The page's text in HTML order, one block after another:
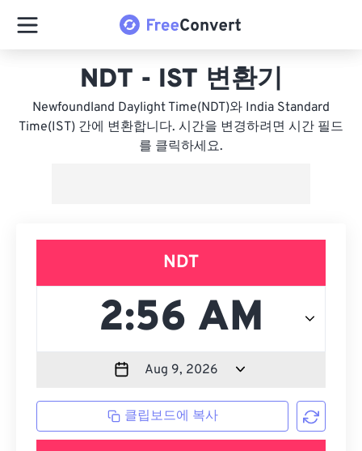
NDT - IST 변환기
Newfoundland Daylight Time(NDT)와 India Standard
Time(IST) 간에 변환합니다. 시간을 변경하려면 시간 필드
를 클릭하세요.
NDT
클립보드에 복사